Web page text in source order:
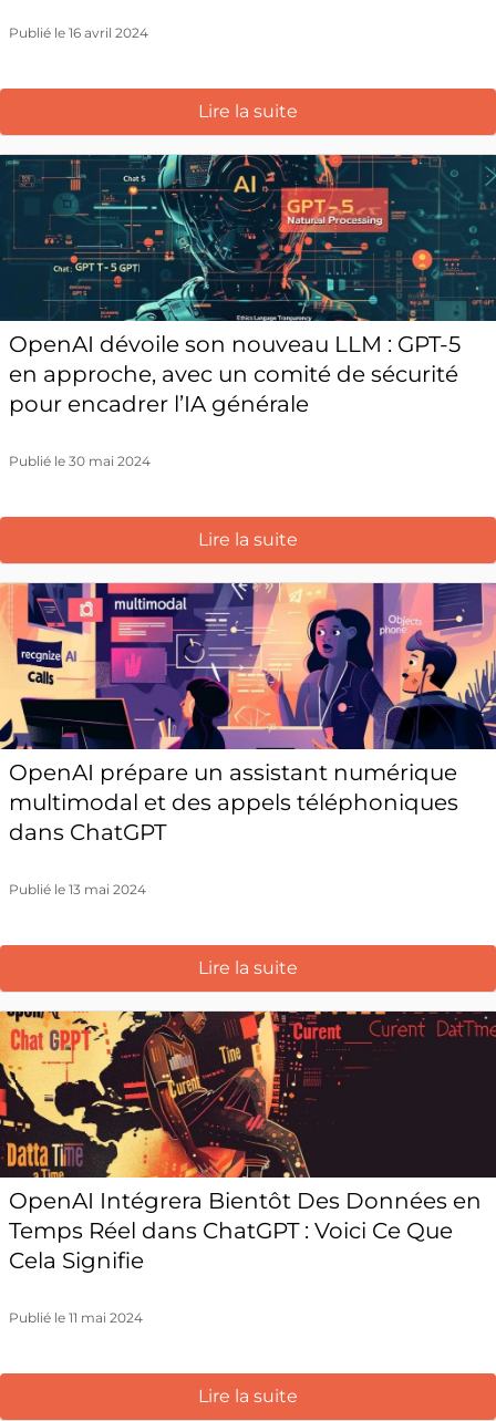
Publié le 16 avril 2024
Lire la suite
OpenAI dévoile son nouveau LLM : GPT-5
en approche, avec un comité de sécurité
pour encadrer l’IA générale
Publié le 30 mai 2024
Lire la suite
OpenAI prépare un assistant numérique
multimodal et des appels téléphoniques
dans ChatGPT
Publié le 13 mai 2024
Lire la suite
OpenAI Intégrera Bientôt Des Données en
Temps Réel dans ChatGPT : Voici Ce Que
Cela Signifie
Publié le 11 mai 2024
Lire la suite